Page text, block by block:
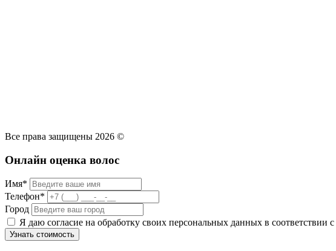
Все права защищены 2026 ©
Онлайн оценка волос
Имя*
Телефон*
Город
Я даю согласие на обработку своих персональных данных в соответствии с
Узнать стоимость